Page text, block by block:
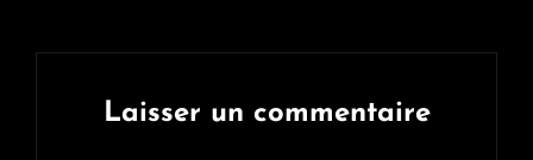
Laisser un commentaire